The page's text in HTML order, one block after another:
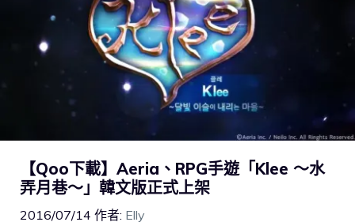
【Qoo下載】Aeria、RPG手遊「Klee ～水
弄月巷～」韓文版正式上架
2016/07/14 作者: Elly